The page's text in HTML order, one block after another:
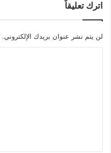
اترك تعليقاً
لن يتم نشر عنوان بريدك الإلكتروني.